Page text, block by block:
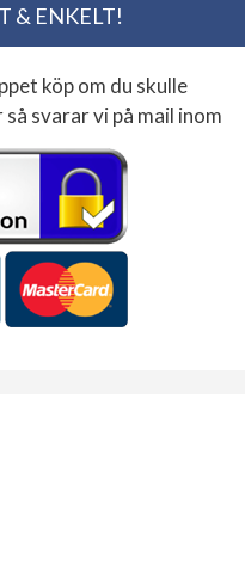
& ENKELT!
köp om du skulle
svarar vi på mail inom